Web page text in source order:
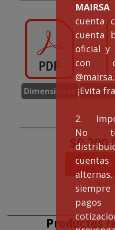
MAIRSA
cuenta
cuenta
oficial y
con
¡Evita
2.
No
cuentas
siempre
Dimensiones
$
Doble
Reducción
NMRVD50/63
300:1
cantidad
AÑADIR AL
Productos